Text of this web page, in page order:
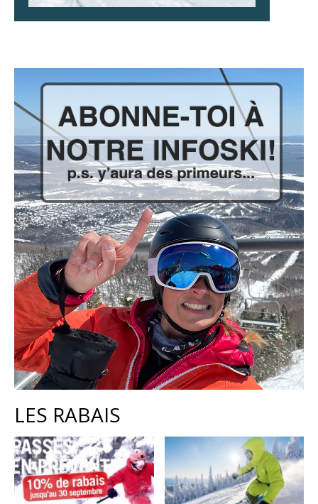
LES RABAIS